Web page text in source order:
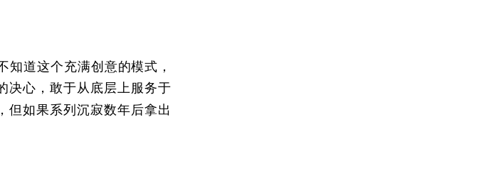
知道这个充满创意的模式，
决心，敢于从底层上服务于
但如果系列沉寂数年后拿出